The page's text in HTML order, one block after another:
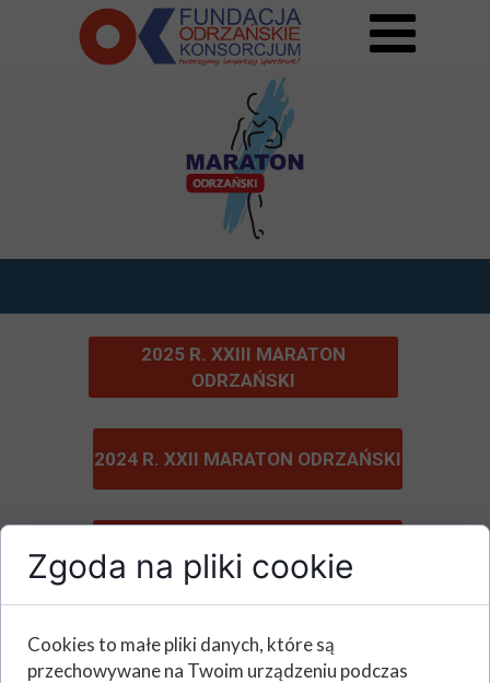
2025 R. XXIII MARATON
ODRZAŃSKI
2024 R. XXII MARATON ODRZAŃSKI
2023 R. XXI MARATON ODRZAŃSKI
2022 R. XX MARATON ODRZAŃSKI
Zgoda na pliki cookie
Cookies to małe pliki danych, które są
przechowywane na Twoim urządzeniu podczas